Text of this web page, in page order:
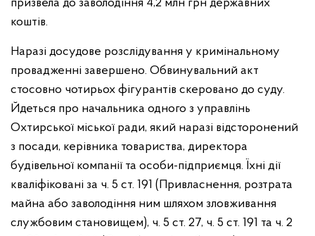
призвела до заволодіння 4,2 млн грн державних
коштів.
Наразі досудове розслідування у кримінальному
провадженні завершено. Обвинувальний акт
стосовно чотирьох фігурантів скеровано до суду.
Йдеться про начальника одного з управлінь
Охтирської міської ради, який наразі відсторонений
з посади, керівника товариства, директора
будівельної компанії та особи-підприємця. Їхні дії
кваліфіковані за ч. 5 ст. 191 (Привласнення, розтрата
майна або заволодіння ним шляхом зловживання
службовим становищем), ч. 5 ст. 27, ч. 5 ст. 191 та ч. 2